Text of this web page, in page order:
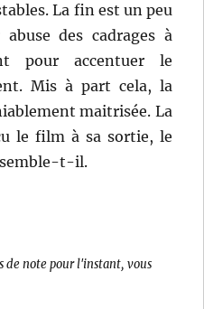
La fin est un peu
des cadrages à
pour accentuer le
Mis à part cela, la
maitrisée. La
le film à sa sortie, le
semble-t-il.
de note pour l'instant, vous